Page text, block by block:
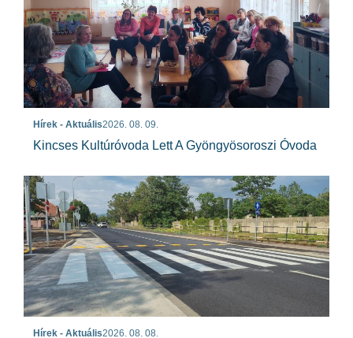
Hírek - Aktuális2026. 08. 09.
Kincses Kultúróvoda Lett A Gyöngyösoroszi Óvoda
Hírek - Aktuális2026. 08. 08.